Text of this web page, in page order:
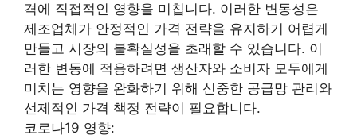
격에 직접적인 영향을 미칩니다. 이러한 변동성은
제조업체가 안정적인 가격 전략을 유지하기 어렵게
만들고 시장의 불확실성을 초래할 수 있습니다. 이
러한 변동에 적응하려면 생산자와 소비자 모두에게
미치는 영향을 완화하기 위해 신중한 공급망 관리와
선제적인 가격 책정 전략이 필요합니다.
코로나19 영향: